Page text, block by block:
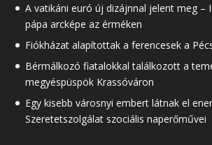
A vatikáni euró új dizájnnal jelent meg –
pápa arcképe az érméken
Fiókházat alapítottak a ferencesek a
Bérmálkozó fiatalokkal találkozott a
megyéspüspök Krassóváron
Egy kisebb városnyi embert látnak el
Szeretetszolgálat szociális naperőművei